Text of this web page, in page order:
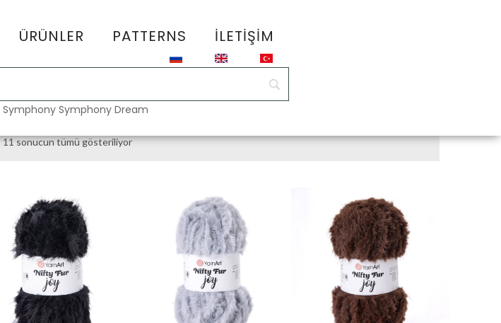
ÜRÜNLER PATTERNS İLETIŞIM
Symphony Symphony Dream
11 sonucun tümü gösteriliyor